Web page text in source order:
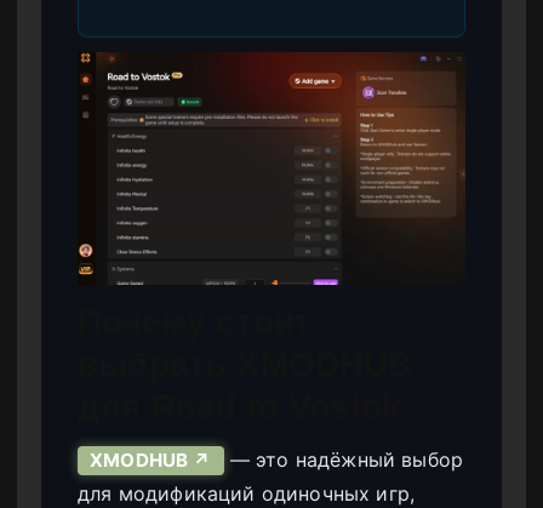
XMODHUB ↗
— это надёжный выбор
для модификаций одиночных игр,